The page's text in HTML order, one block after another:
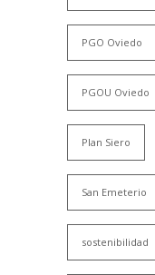
PGO Oviedo
PGOU Oviedo
Plan Siero
San Emeterio
sostenibilidad